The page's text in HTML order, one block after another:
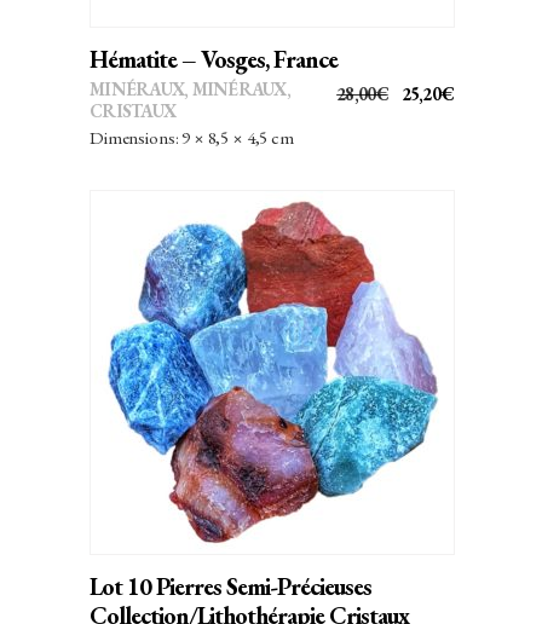
Hématite – Vosges, France
28,00€
LE
25,20€LE
MINÉRAUX, MINÉRAUX,
CRISTAUX
Dimensions: 9 × 8,5 × 4,5 cm
AJOUTER AU PANIER
Lot 10 Pierres Semi-Précieuses
Collection/Lithothérapie Cristaux